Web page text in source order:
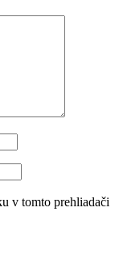
v tomto prehliadači